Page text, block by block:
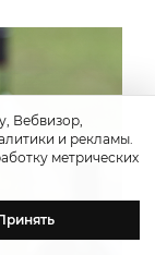
Вебвизор,
и рекламы.
метрических